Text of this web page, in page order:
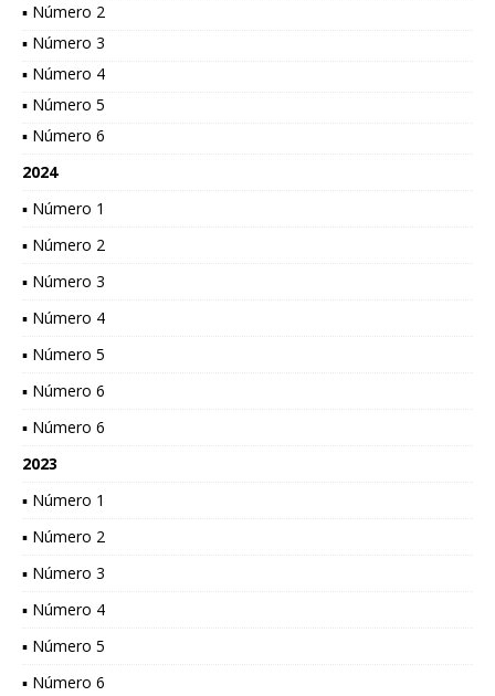
▪ Número 2
▪ Número 3
▪ Número 4
▪ Número 5
▪ Número 6
2024
▪ Número 1
▪ Número 2
▪ Número 3
▪ Número 4
▪ Número 5
▪ Número 6
▪ Número 6
2023
▪ Número 1
▪ Número 2
▪ Número 3
▪ Número 4
▪ Número 5
▪ Número 6